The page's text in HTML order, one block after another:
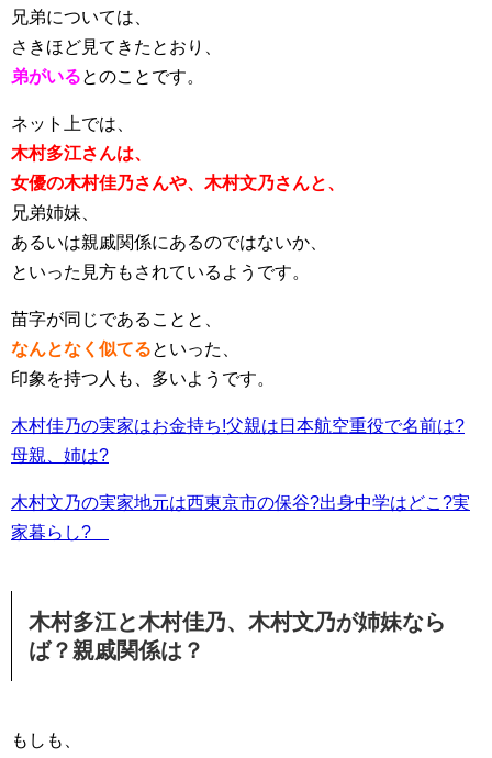
兄弟については、
さきほど見てきたとおり、
弟がいるとのことです。
ネット上では、
木村多江さんは、
女優の木村佳乃さんや、木村文乃さんと、
兄弟姉妹、
あるいは親戚関係にあるのではないか、
といった見方もされているようです。
苗字が同じであることと、
なんとなく似てるといった、
印象を持つ人も、多いようです。
木村佳乃の実家はお金持ち!父親は日本航空重役で名前は?
母親、姉は?
木村文乃の実家地元は西東京市の保谷?出身中学はどこ?実
家暮らし?
木村多江と木村佳乃、木村文乃が姉妹なら
ば？親戚関係は？
もしも、